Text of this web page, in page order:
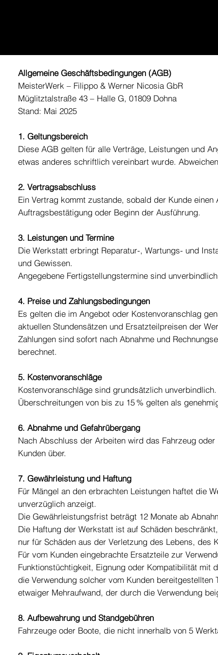
Allgemeine Geschäftsbedingungen (AGB)
MeisterWerk – Filippo & Werner Nicosia GbR
Müglitztalstraße 43 – Halle G, 01809 Dohna
Stand: Mai 2025
1. Geltungsbereich
Diese AGB gelten für alle Verträge, Leistungen und
etwas anderes schriftlich vereinbart wurde.
2. Vertragsabschluss
Ein Vertrag kommt zustande, sobald der Kunde
Auftragsbestätigung oder Beginn der Ausführung.
3. Leistungen und Termine
Die Werkstatt erbringt Reparatur-, Wartungs- und
und Gewissen.
Angegebene Fertigstellungstermine sind
4. Preise und Zahlungsbedingungen
Es gelten die im Angebot oder Kostenvoranschlag
aktuellen Stundensätzen und Ersatzteilpreisen der
Zahlungen sind sofort nach Abnahme und
berechnet.
5. Kostenvoranschläge
Kostenvoranschläge sind grundsätzlich
Überschreitungen von bis zu 15 % gelten als
6. Abnahme und Gefahrübergang
Nach Abschluss der Arbeiten wird das Fahrzeug
Kunden über.
7. Gewährleistung und Haftung
Für Mängel an den erbrachten Leistungen haftet die
unverzüglich anzeigt.
Die Gewährleistungsfrist beträgt 12 Monate ab
Die Haftung der Werkstatt ist auf Schäden
nur für Schäden aus der Verletzung des Lebens,
Für vom Kunden eingebrachte Ersatzteile zur
Funktionstüchtigkeit, Eignung oder Kompatibilität mit
die Verwendung solcher vom Kunden
etwaiger Mehraufwand, der durch die Verwendung
8. Aufbewahrung und Standgebühren
Fahrzeuge oder Boote, die nicht innerhalb von 5